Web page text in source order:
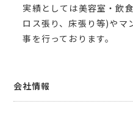
実績としては美容室・飲
ロス張り、床張り等)やマ
事を行っております。
会社情報